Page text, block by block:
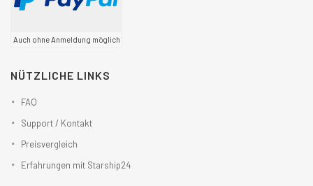
Auch ohne Anmeldung möglich
NÜTZLICHE LINKS
FAQ
Support / Kontakt
Preisvergleich
Erfahrungen mit Starship24